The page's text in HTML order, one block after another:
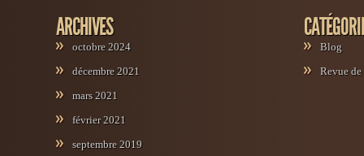
ARCHIVES
octobre 2024
décembre 2021
mars 2021
février 2021
septembre 2019
Blog
Revue de